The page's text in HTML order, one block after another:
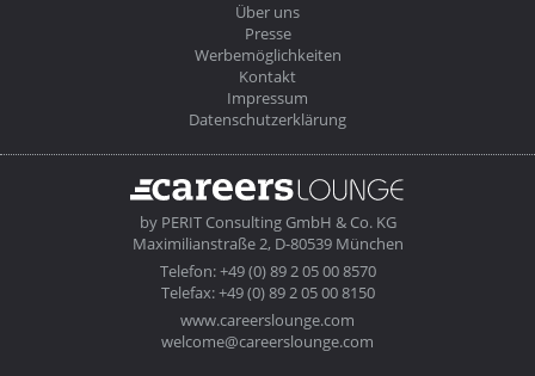
Über uns
Presse
Werbemöglichkeiten
Kontakt
Impressum
Datenschutzerklärung
by PERIT Consulting GmbH & Co. KG
Maximilianstraße 2, D-80539 München
Telefon: +49 (0) 89 2 05 00 8570
Telefax: +49 (0) 89 2 05 00 8150
www.careerslounge.com
welcome@careerslounge.com